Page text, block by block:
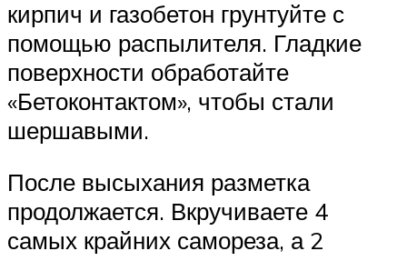
кирпич и газобетон грунтуйте с
помощью распылителя. Гладкие
поверхности обработайте
«Бетоконтактом», чтобы стали
шершавыми.
После высыхания разметка
продолжается. Вкручиваете 4
самых крайних самореза, а 2